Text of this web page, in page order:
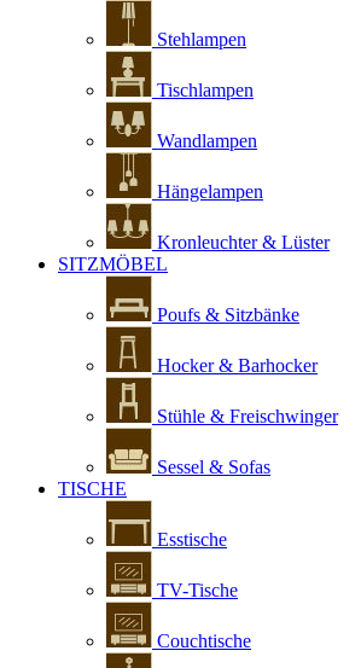
Stehlampen
Tischlampen
Wandlampen
Hängelampen
Kronleuchter & Lüster
SITZMÖBEL
Poufs & Sitzbänke
Hocker & Barhocker
Stühle & Freischwinger
Sessel & Sofas
TISCHE
Esstische
TV-Tische
Couchtische